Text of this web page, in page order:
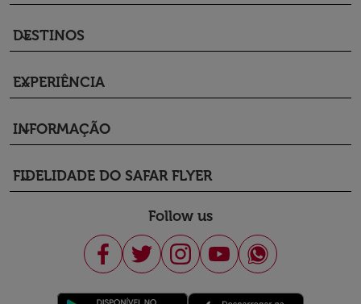
DESTINOS
keyboard_arrow_down
EXPERIÊNCIA
keyboard_arrow_down
INFORMAÇÃO
keyboard_arrow_down
FIDELIDADE DO SAFAR FLYER
keyboard_arrow_down
Follow us